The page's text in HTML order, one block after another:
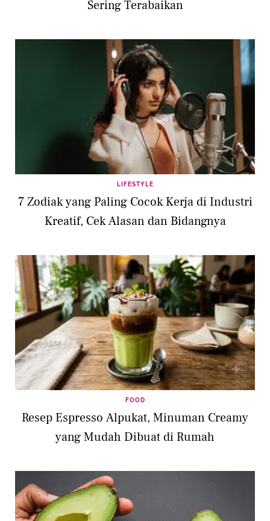
Sering Terabaikan
LIFESTYLE
7 Zodiak yang Paling Cocok Kerja di Industri
Kreatif, Cek Alasan dan Bidangnya
FOOD
Resep Espresso Alpukat, Minuman Creamy
yang Mudah Dibuat di Rumah